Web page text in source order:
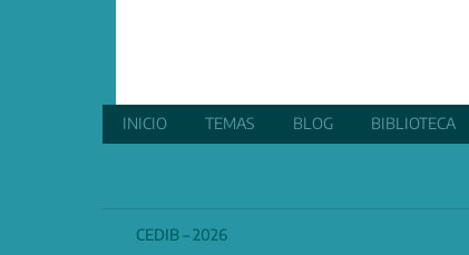
INICIO TEMAS BLOG BIBLIOTECA
CEDIB – 2026